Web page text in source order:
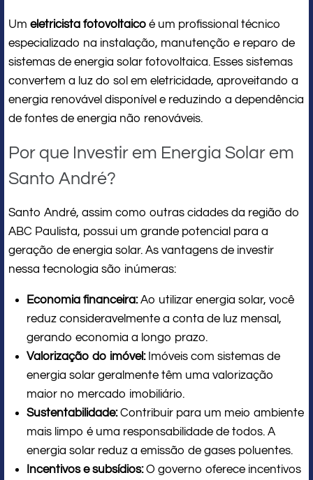
Um eletricista fotovoltaico é um profissional técnico
especializado na instalação, manutenção e reparo de
sistemas de energia solar fotovoltaica. Esses sistemas
convertem a luz do sol em eletricidade, aproveitando a
energia renovável disponível e reduzindo a dependência
de fontes de energia não renováveis.
Por que Investir em Energia Solar em
Santo André?
Santo André, assim como outras cidades da região do
ABC Paulista, possui um grande potencial para a
geração de energia solar. As vantagens de investir
nessa tecnologia são inúmeras:
Economia financeira:Ao utilizar energia solar, você
reduz consideravelmente a conta de luz mensal,
gerando economia a longo prazo.
Valorização do imóvel:Imóveis com sistemas de
energia solar geralmente têm uma valorização
maior no mercado imobiliário.
Sustentabilidade:Contribuir para um meio ambiente
mais limpo é uma responsabilidade de todos. A
energia solar reduz a emissão de gases poluentes.
Incentivos e subsídios:O governo oferece incentivos